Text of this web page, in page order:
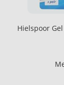
Hielspoor